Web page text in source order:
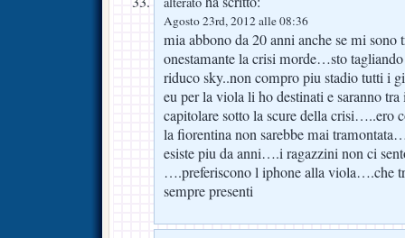
Agosto 23rd, 2012 alle 08:36
mia abbono da 20 anni anche se mi
onestamante la crisi morde…sto
riduco sky..non compro piu stadio tutti i
eu per la viola li ho destinati e saranno
capitolare sotto la scure della crisi…..ero
la fiorentina non sarebbe mai
esiste piu da anni….i ragazzini non ci
….preferiscono l iphone alla viola….che
sempre presenti